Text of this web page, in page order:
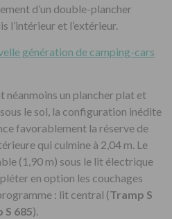
d’un double-plancher
l’intérieur et l’extérieur.
génération de camping-cars
néanmoins un plancher plat et
le sol, la configuration inédite
favorablement la réserve de
qui culmine à 2,04 m. Le
(1,90 m) sous le lit électrique
en option les couchages
: lit central (Tramp S
S 685).